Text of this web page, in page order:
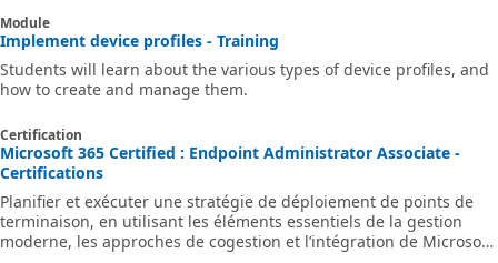
Module
Implement device profiles - Training
Students will learn about the various types of device profiles, and
how to create and manage them.
Certification
Microsoft 365 Certified : Endpoint Administrator Associate -
Certifications
Planifier et exécuter une stratégie de déploiement de points de
terminaison, en utilisant les éléments essentiels de la gestion
moderne, les approches de cogestion et l’intégration de Microsoft